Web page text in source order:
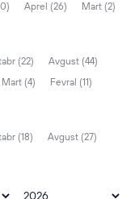
Aprel (26)
Mart (2)
(22)
Avgust (44)
Mart (4)
Fevral (11)
(18)
Avgust (27)